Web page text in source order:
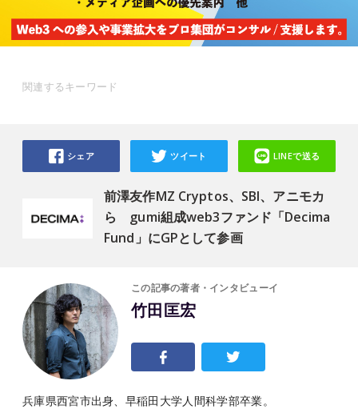
関連するキーワード
前澤友作MZ Cryptos、SBI、アニモカ
ら gumi組成web3ファンド「Decima
Fund」にGPとして参画
シェア ツイート LINEで送る
この記事の著者・インタビューイ
竹田匡宏
兵庫県西宮市出身、早稲田大学人間科学部卒業。